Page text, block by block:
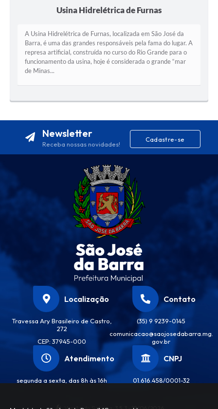
Usina Hidrelétrica de Furnas
​A Usina Hidrelétrica de Furnas, localizada em São José da
Barra, é uma das grandes responsáveis pela fama do lugar. A
represa artificial, construída no curso do Rio Grande para o
funcionamento da usina, hoje é considerada o grande “mar
de Minas...
Newsletter
Receba nossas novidades!
Cadastre-se
Localização
Travessa Ary Brasileiro de Castro,
272
CEP: 37945-000
Contato
(35) 9 9239-0145
comunicacao@saojosedabarra.mg.
gov.br
Atendimento
segunda a sexta, das 8h às 16h
CNPJ
01.616.458/0001-32